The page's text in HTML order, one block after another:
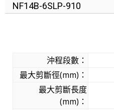
NF14B-6SLP-910
沖程段數：
最大剪斷徑(mm)：
最大剪斷長度
(mm)：